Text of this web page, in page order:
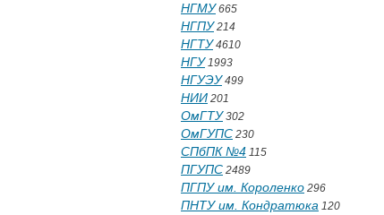
НГМУ665
НГПУ214
НГТУ4610
НГУ1993
НГУЭУ499
НИИ 201
ОмГТУ302
ОмГУПС 230
СПбПК №4 115
ПГУПС 2489
ПГПУ им. Короленко 296
ПНТУ им. Кондратюка 120